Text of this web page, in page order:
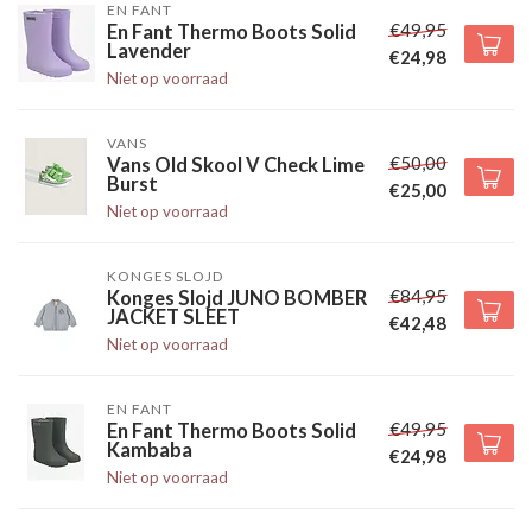
EN FANT
En Fant Thermo Boots Solid
Lavender
Niet op voorraad
€49,95
€24,98
VANS
Vans Old Skool V Check Lime
Burst
Niet op voorraad
€50,00
€25,00
KONGES SLOJD
Konges Slojd JUNO BOMBER
JACKET SLEET
Niet op voorraad
€84,95
€42,48
EN FANT
En Fant Thermo Boots Solid
Kambaba
Niet op voorraad
€49,95
€24,98